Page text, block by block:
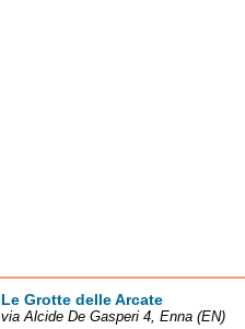
Le Grotte delle Arcate
via Alcide De Gasperi 4, Enna (EN)